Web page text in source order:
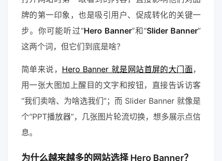
牌的第一印象，也是吸引用户、促成转化的关键一
步。你可能听过“Hero Banner”和“Slider Banner”
这两个词，但它们到底是啥？
简单来说， Hero Banner 就是网站首屏的大门面，
用一张大图加上醒目的文字和按钮，直接告诉访客
“我们卖啥、为啥选我们”；而 Slider Banner 就像是
个“PPT播放器”，几张图片轮流切换，想多展示点信
息。
为什么越来越多的网站选择 Hero Banner？